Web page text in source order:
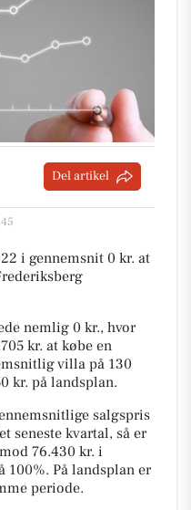
Del artikel
i gennemsnit 0 kr. at
nemlig 0 kr., hvor
kr. at købe en
villa på 130
kr. på landsplan.
salgspris
seneste kvartal, så er
76.430 kr. i
100%. På landsplan er
periode.